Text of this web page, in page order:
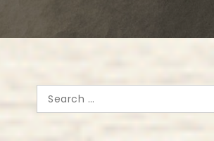
Search
for: